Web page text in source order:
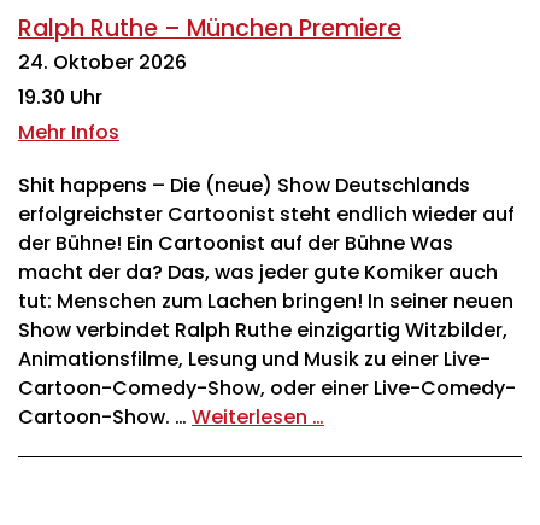
Ralph Ruthe – München Premiere
24. Oktober 2026
19.30 Uhr
Mehr Infos
Shit happens – Die (neue) Show Deutschlands
erfolgreichster Cartoonist steht endlich wieder auf
der Bühne! Ein Cartoonist auf der Bühne Was
macht der da? Das, was jeder gute Komiker auch
tut: Menschen zum Lachen bringen! In seiner neuen
Show verbindet Ralph Ruthe einzigartig Witzbilder,
Animationsfilme, Lesung und Musik zu einer Live-
Cartoon-Comedy-Show, oder einer Live-Comedy-
Cartoon-Show. … Weiterlesen …